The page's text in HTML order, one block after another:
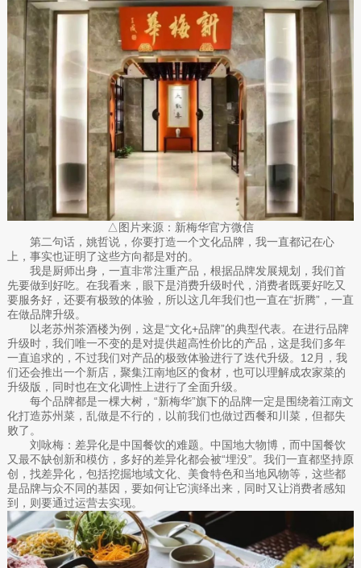
△图片来源：新梅华官方微信
第二句话，姚哲说，你要打造一个文化品牌，我一直都记在心
上，事实也证明了这些方向都是对的。
我是厨师出身，一直非常注重产品，根据品牌发展规划，我们首
先要做到好吃。在我看来，眼下是消费升级时代，消费者既要好吃又
要服务好，还要有极致的体验，所以这几年我们也一直在“折腾”，一直
在做品牌升级。
以老苏州茶酒楼为例，这是“文化+品牌”的典型代表。在进行品牌
升级时，我们唯一不变的是对提供超高性价比的产品，这是我们多年
一直追求的，不过我们对产品的极致体验进行了迭代升级。12月，我
们还会推出一个新店，聚集江南地区的食材，也可以理解成农家菜的
升级版，同时也在文化调性上进行了全面升级。
每个品牌都是一棵大树，“新梅华”旗下的品牌一定是围绕着江南文
化打造苏州菜，乱做是不行的，以前我们也做过西餐和川菜，但都失
败了。
刘咏梅：差异化是中国餐饮的难题。中国地大物博，而中国餐饮
又最不缺创新和模仿，多好的差异化都会被“埋没”。我们一直都坚持原
创，找差异化，包括挖掘地域文化、美食特色和当地风物等，这些都
是品牌与众不同的基因，要如何让它演绎出来，同时又让消费者感知
到，则要通过运营去实现。